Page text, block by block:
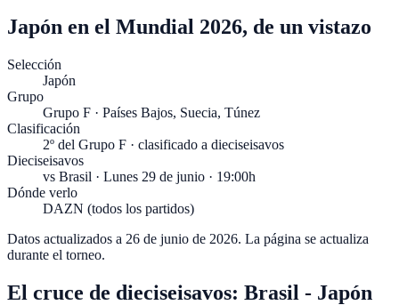
Japón en el Mundial 2026, de un vistazo
Selección
Japón
Grupo
Grupo F · Países Bajos, Suecia, Túnez
Clasificación
2º del Grupo F · clasificado a dieciseisavos
Dieciseisavos
vs Brasil · Lunes 29 de junio · 19:00h
Dónde verlo
DAZN (todos los partidos)
Datos actualizados a 26 de junio de 2026. La página se actualiza
durante el torneo.
El cruce de dieciseisavos: Brasil - Japón